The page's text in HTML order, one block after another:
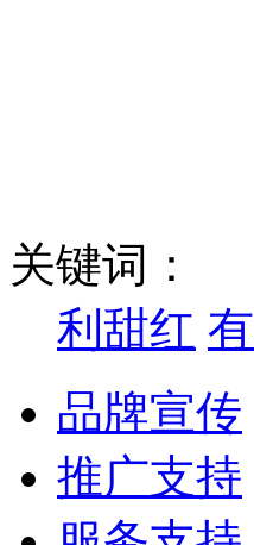
关键词：
利甜红
品牌宣传
推广支持